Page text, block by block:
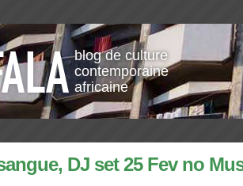
blog de culture
contemporaine
africaine
DJ set 25 Fev no